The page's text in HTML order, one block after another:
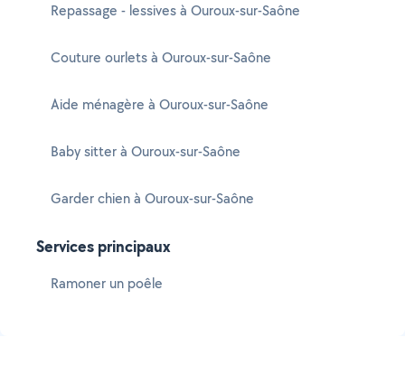
Repassage - lessives à Ouroux-sur-Saône
Couture ourlets à Ouroux-sur-Saône
Aide ménagère à Ouroux-sur-Saône
Baby sitter à Ouroux-sur-Saône
Garder chien à Ouroux-sur-Saône
Services principaux
Ramoner un poêle